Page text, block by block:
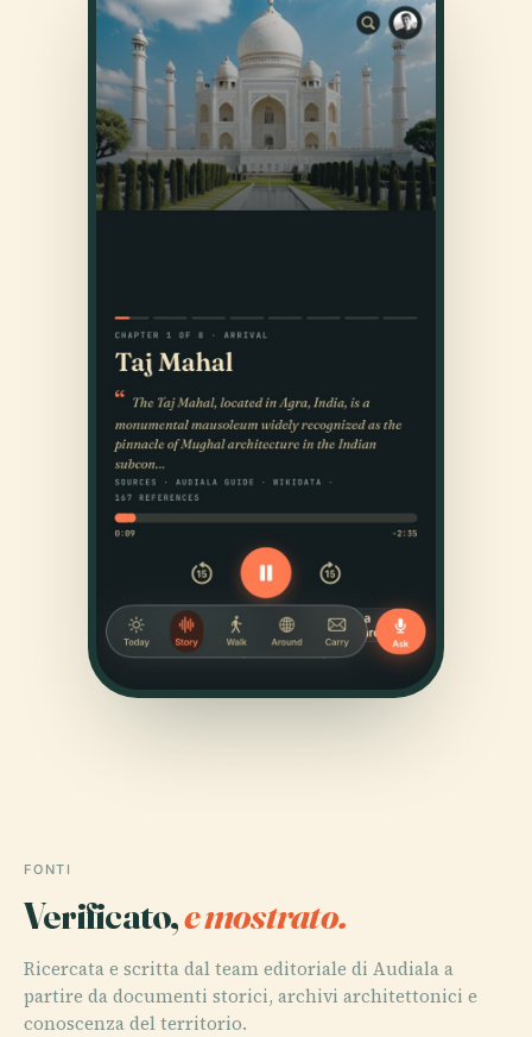
FONTI
Verificato,e mostrato.
Ricercata e scritta dal team editoriale di Audiala a
partire da documenti storici, archivi architettonici e
conoscenza del territorio.